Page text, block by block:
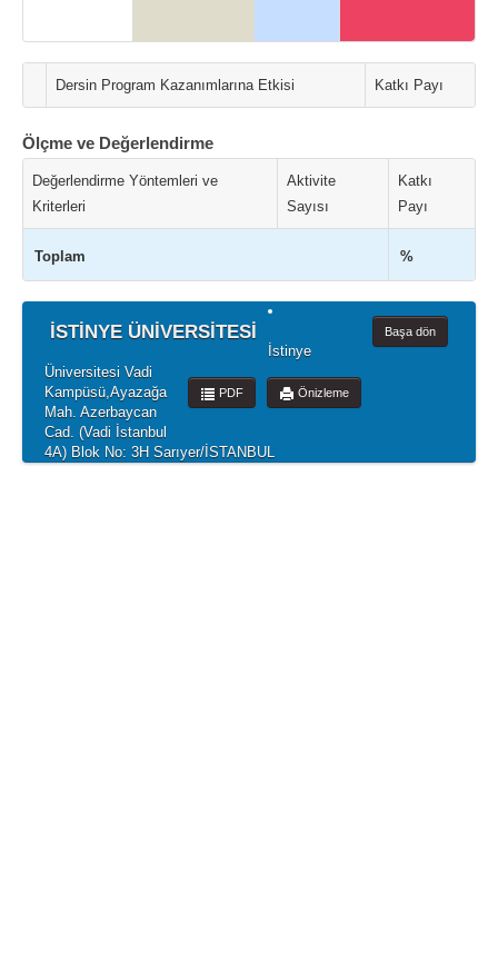
Dersin Program Kazanımlarına Etkisi Katkı Payı
Ölçme ve Değerlendirme
Değerlendirme Yöntemleri ve
Kriterleri
Aktivite
Sayısı
Katkı
Payı
Toplam %
İSTİNYE ÜNİVERSİTESİ Başa dön
Önizleme
PDF
İstinye
Üniversitesi Vadi
Kampüsü,Ayazağa
Mah. Azerbaycan
Cad. (Vadi İstanbul
4A) Blok No: 3H Sarıyer/İSTANBUL